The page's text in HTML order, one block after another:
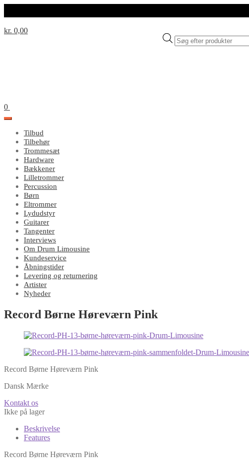
Products
search
kr. 0,00
0
Tilbud
Tilbehør
Trommesæt
Hardware
Bækkener
Lilletrommer
Percussion
Børn
Eltrommer
Lydudstyr
Guitarer
Tangenter
Interviews
Om Drum Limousine
Kundeservice
Åbningstider
Levering og returnering
Artister
Nyheder
Record Børne Høreværn Pink
Record Børne Høreværn Pink
Dansk Mærke
Kontakt os
Ikke på lager
Beskrivelse
Features
Record Børne Høreværn Pink